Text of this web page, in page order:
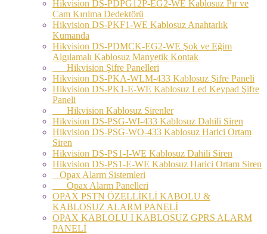
Hikvision DS-PDPG12P-EG2-WE Kablosuz Pır ve
Cam Kırılma Dedektörü
Hikvision DS-PKF1-WE Kablosuz Anahtarlık
Kumanda
Hikvision DS-PDMCK-EG2-WE Şok ve Eğim
Algılamalı Kablosuz Manyetik Kontak
Hikvision Şifre Panelleri
Hikvision DS-PKA-WLM-433 Kablosuz Şifre Paneli
Hikvision DS-PK1-E-WE Kablosuz Led Keypad Şifre
Paneli
Hikvision Kablosuz Sirenler
Hikvision DS-PSG-WI-433 Kablosuz Dahili Siren
Hikvision DS-PSG-WO-433 Kablosuz Harici Ortam
Siren
Hikvision DS-PS1-I-WE Kablosuz Dahili Siren
Hikvision DS-PS1-E-WE Kablosuz Harici Ortam Siren
Opax Alarm Sistemleri
Opax Alarm Panelleri
OPAX PSTN ÖZELLİKLİ KABOLU &
KABLOSUZ ALARM PANELİ
OPAX KABLOLU I KABLOSUZ GPRS ALARM
PANELİ